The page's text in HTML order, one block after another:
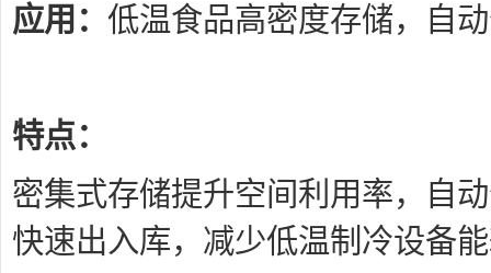
应用： 低温食品高密度存储，自
特点：
密集式存储提升空间利用率，自
快速出入库，减少低温制冷设备